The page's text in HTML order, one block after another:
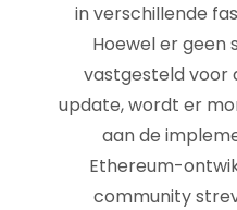
in verschillende
Hoewel er geen
vastgesteld voor
update, wordt er
aan de
Ethereum-
community